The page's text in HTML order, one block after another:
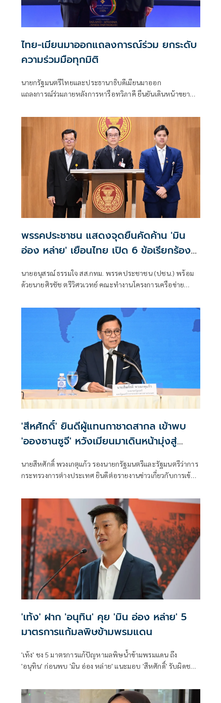
ไทย-เมียนมาออกแถลงการณ์ร่วม ยกระดับ
ความร่วมมือทุกมิติ
นายกรัฐมนตรีไทยและประธานาธิบดีเมียนมาออก
แถลงการณ์ร่วมภายหลังการหารือทวิภาคี ยืนยันเดินหน้าขยาย
ปราบปรามอาชญากรรมข้ามชา
พรรคประชาชน แสดงจุดยืนคัดค้าน 'มิน
อ่อง หล่าย' เยือนไทย เปิด 6 ข้อเรียกร้อง
นายอนุสรณ์ ธรรมใจ สส.กทม. พรรคประชาชน (ปชน.) พร้อม
ด้วยนายศิรชัช ตรีวิศวเวทย์ คณะทำงานโครงการเครือข่าย
พัฒนาอย่างยั่งยืน แถลงคัดค้านการเยือนไทยอย่างเป็นทางการ
ของพลเอกอาวุโส มิน ออง ไลง์
'สีหศักดิ์' ยินดีผู้แทนกาชาดสากล เข้าพบ
'อองซานซูจี' หวังเมียนมาเดินหน้ามุ่งสู่
สันติภาพ
นายสีหศักดิ์ พวงเกตุแก้ว รองนายกรัฐมนตรีและรัฐมนตรีว่าการ
กระทรวงการต่างประเทศ ยินดีต่อรายงานข่าวเกี่ยวกับการเข้า
ระหว่างประเทศประจำเมียนมา ซึ่งเกิดขึ้นภายหลังการประชุม
อย่างไม่เป็นทางการระหว่างรัฐมนตรีต่างประเทศอ
'เท้ง' ฝาก 'อนุทิน' คุย 'มิน อ่อง หล่าย' 5
มาตรการแก้มลพิษข้ามพรมแดน
'เท้ง' ชง 5 มาตรการแก้ปัญหามลพิษน้ำข้ามพรมแดน ถึง
'อนุทิน' ก่อนพบ 'มิน อ่อง หล่าย' แนะมอบ 'สีหศักดิ์' รับผิดชอบ